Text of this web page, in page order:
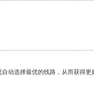
动选择最优的线路，从而获得更